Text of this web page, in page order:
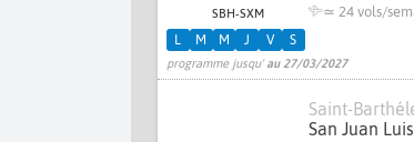
SBH-SXM ≃ 24 vols/
programme jusqu'au 27/03/2027
L M M J V S
Saint-
San Juan